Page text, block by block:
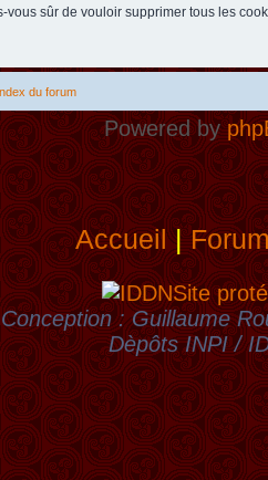
vous sûr de vouloir supprimer tous les
du forum
Powered by
Accueil|
Site
Conception : Guillaume
Dèpôts INPI /